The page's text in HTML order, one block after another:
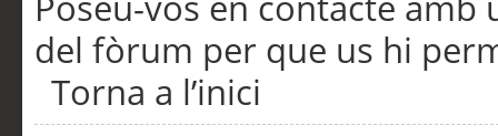
del fòrum per que us hi
Torna a l’inici